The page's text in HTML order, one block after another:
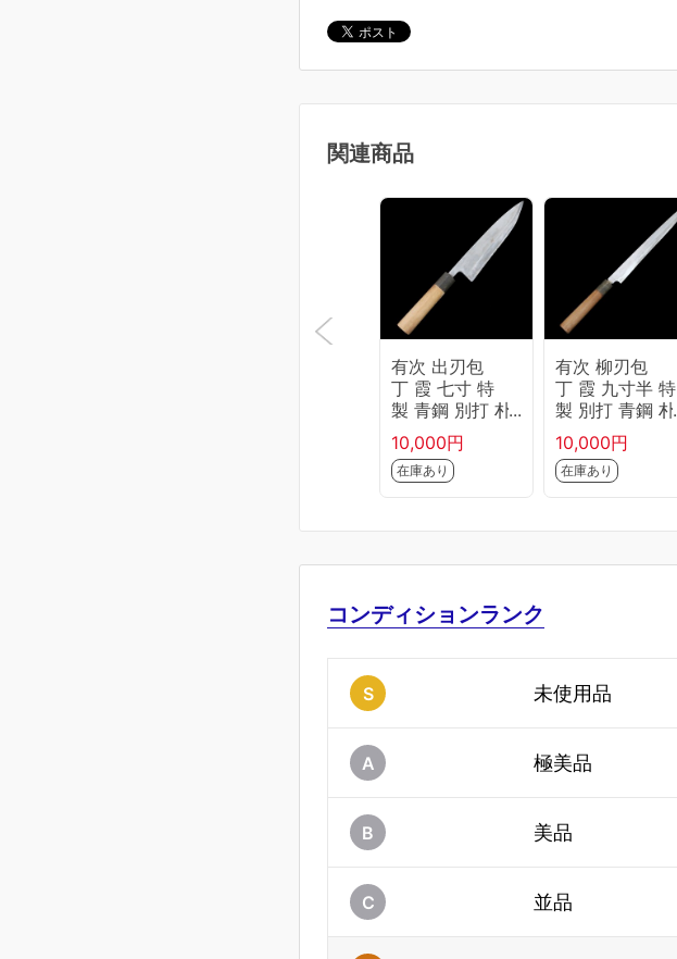
関連商品
有次 出刃包
丁 霞 七寸 特
製 青鋼 別打 朴
柄 KN02-B6644
-2L1D
10,000円
在庫あり
有次 柳刃包
丁 霞 九寸半 特
製 別打 青鋼 朴
柄 KN02-B6672
-2L1B
10,000円
在庫あり
コンディションランク
S 未使用品
A 極美品
B 美品
C 並品